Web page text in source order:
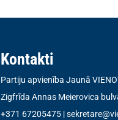
Kontakti
Partiju apvienība Jaunā
Zigfrīda Annas Meierovica
+371 67205475 |